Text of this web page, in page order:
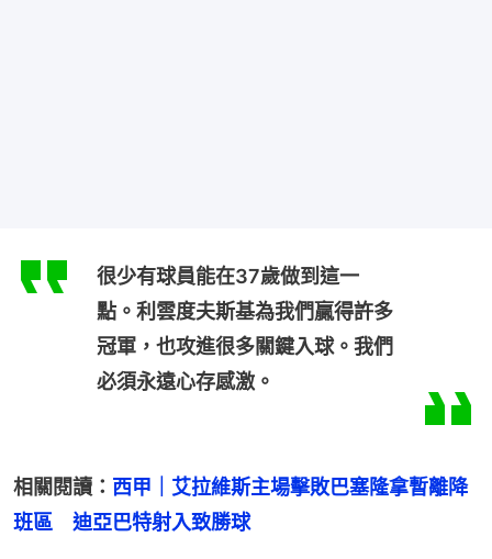
很少有球員能在37歲做到這一
點。利雲度夫斯基為我們贏得許多
冠軍，也攻進很多關鍵入球。我們
必須永遠心存感激。
相關閱讀： 西甲｜艾拉維斯主場擊敗巴塞隆拿暫離降
班區　迪亞巴特射入致勝球